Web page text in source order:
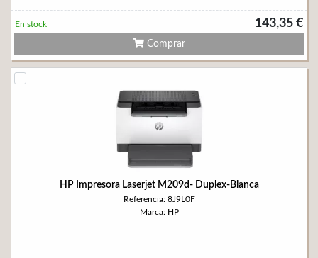
143,35 €
En stock
Comprar
HP Impresora Laserjet M209d- Duplex-Blanca
Referencia: 8J9L0F
Marca: HP